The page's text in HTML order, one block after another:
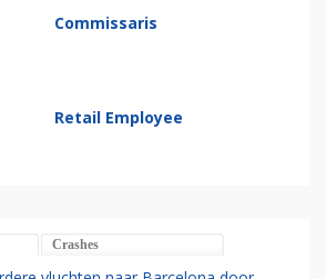
Commissaris
Retail Employee
Crashes